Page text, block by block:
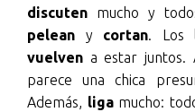
discuten mucho y
pelean y cortan. Los
vuelven a estar juntos.
parece una chica
Además, ligamucho: